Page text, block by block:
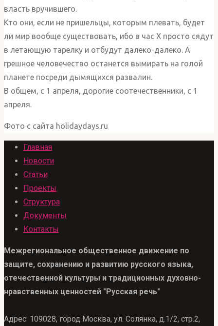
власть вручившего.
Кто они, если не пришельцы, которым плевать, будет
ли мир вообще существовать, ибо в час Х просто сядут
в летающую тарелку и отбудут далеко-далеко. А
грешное человечество останется вымирать на голой
планете посреди дымящихся развалин.
В общем, с 1 апреля, дорогие соотечественники, с 1
апреля.
Фото с сайта holidaydays.ru
Главная
Новости
Статьи
Проекты
Структура
Документы
Контакты
Межрегиональное общественное движение по
защите, сохранению и развитию русского языка,
отечественной культуры и традиционных духовно-
нравственных ценностей "Русская речь"
Адрес: 109028, город Москва, ул. Солянка, д.1/2, стр.2,